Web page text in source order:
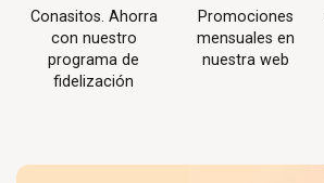
Conasitos. Ahorra
con nuestro
programa de
fidelización
Promociones
mensuales en
nuestra web